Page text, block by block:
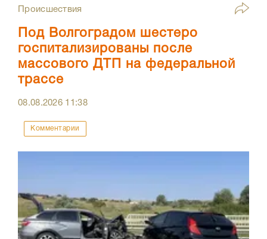
Происшествия
Под Волгоградом шестеро
госпитализированы после
массового ДТП на федеральной
трассе
08.08.2026 11:38
Комментарии